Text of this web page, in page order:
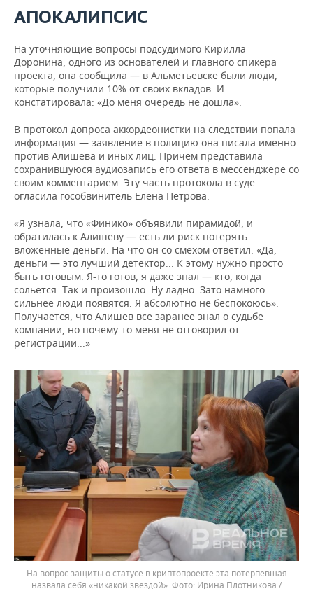
АПОКАЛИПСИС
На уточняющие вопросы подсудимого Кирилла
Доронина, одного из основателей и главного спикера
проекта, она сообщила — в Альметьевске были люди,
которые получили 10% от своих вкладов. И
констатировала: «До меня очередь не дошла».
В протокол допроса аккордеонистки на следствии попала
информация — заявление в полицию она писала именно
против Алишева и иных лиц. Причем представила
сохранившуюся аудиозапись его ответа в мессенджере со
своим комментарием. Эту часть протокола в суде
огласила гособвинитель Елена Петрова:
«Я узнала, что «Финико» объявили пирамидой, и
обратилась к Алишеву — есть ли риск потерять
вложенные деньги. На что он со смехом ответил: «Да,
деньги — это лучший детектор... К этому нужно просто
быть готовым. Я-то готов, я даже знал — кто, когда
сольется. Так и произошло. Ну ладно. Зато намного
сильнее люди появятся. Я абсолютно не беспокоюсь».
Получается, что Алишев все заранее знал о судьбе
компании, но почему-то меня не отговорил от
регистрации...»
На вопрос защиты о статусе в криптопроекте эта потерпевшая
назвала себя «никакой звездой».
Ирина Плотникова /